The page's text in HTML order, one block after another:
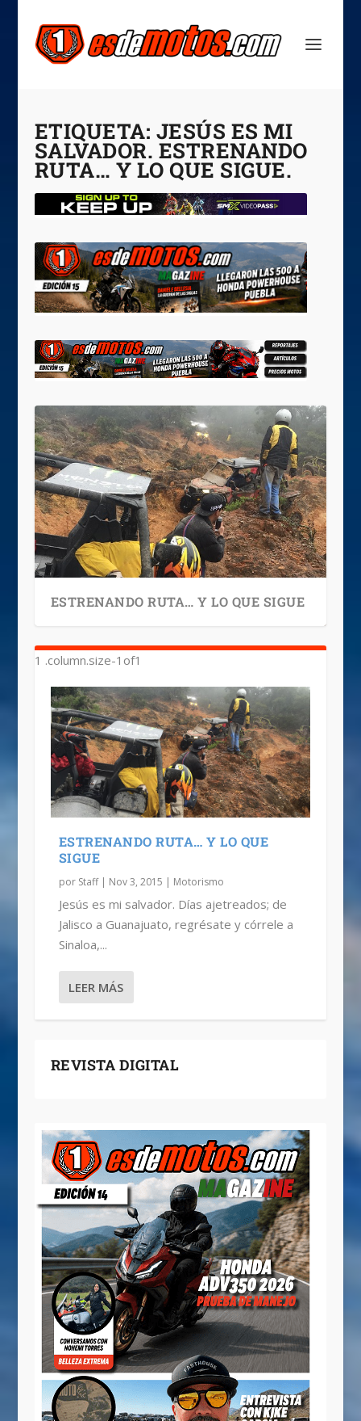
ETIQUETA: JESÚS ES MI
SALVADOR. ESTRENANDO
RUTA… Y LO QUE SIGUE.
ESTRENANDO RUTA… Y LO QUE SIGUE
ESTRENANDO RUTA… Y LO QUE
SIGUE
por Staff| Nov 3, 2015 | Motorismo
Jesús es mi salvador. Días ajetreados; de
Jalisco a Guanajuato, regrésate y córrele a
Sinaloa,...
LEER MÁS
REVISTA DIGITAL